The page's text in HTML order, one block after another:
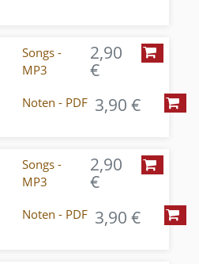
Songs -
MP3
2,90
€
Noten - PDF 3,90 €
Songs -
MP3
2,90
€
Noten - PDF 3,90 €